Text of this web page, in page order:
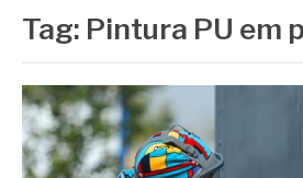
Tag: Pintura PU em